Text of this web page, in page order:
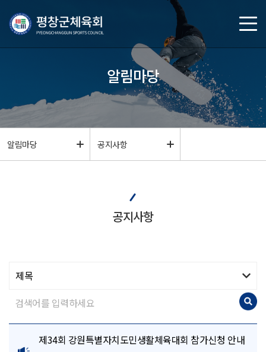
알림마당
알림마당 공지사항
공지사항
제34회 강원특별자치도민생활체육대회 참가신청 안내